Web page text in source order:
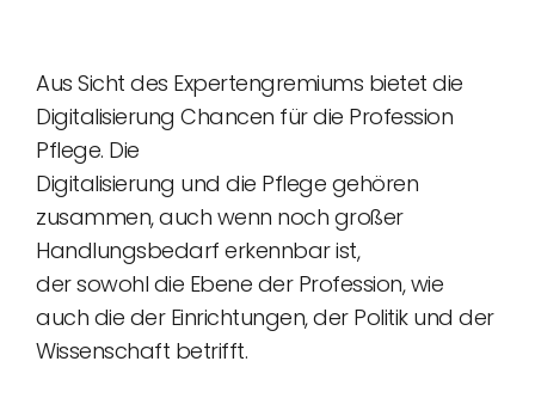
Aus Sicht des Expertengremiums bietet die
Digitalisierung Chancen für die Profession
Pflege. Die
Digitalisierung und die Pflege gehören
zusammen, auch wenn noch großer
Handlungsbedarf erkennbar ist,
der sowohl die Ebene der Profession, wie
auch die der Einrichtungen, der Politik und der
Wissenschaft betrifft.